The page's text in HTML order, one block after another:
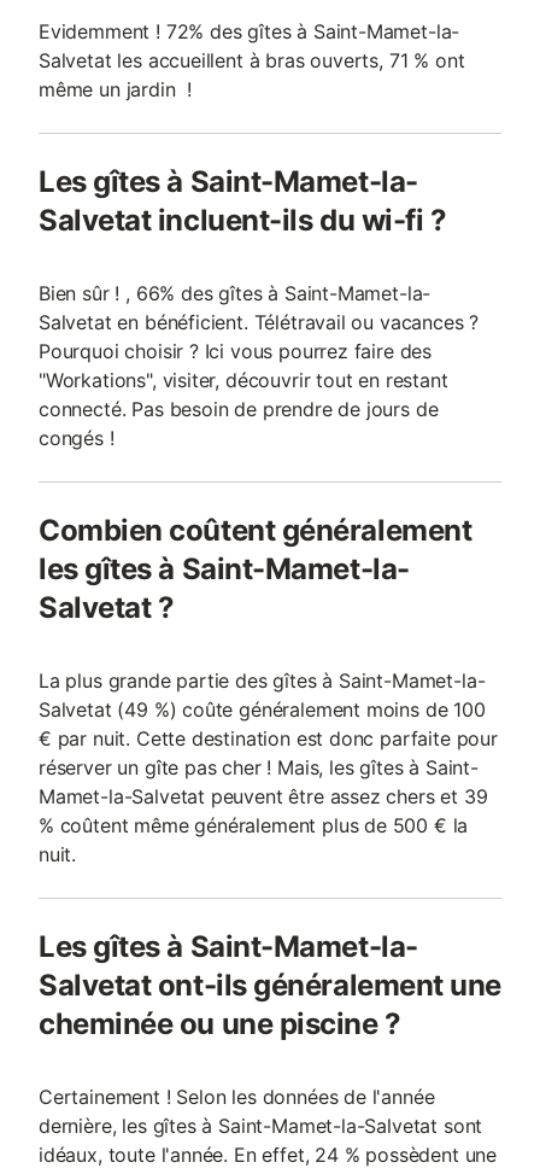
Evidemment ! 72% des gîtes à Saint-Mamet-la-
Salvetat les accueillent à bras ouverts, 71 % ont
même un jardin !
Les gîtes à Saint-Mamet-la-
Salvetat incluent-ils du wi-fi ?
Bien sûr ! , 66% des gîtes à Saint-Mamet-la-
Salvetat en bénéficient. Télétravail ou vacances ?
Pourquoi choisir ? Ici vous pourrez faire des
"Workations", visiter, découvrir tout en restant
connecté. Pas besoin de prendre de jours de
congés !
Combien coûtent généralement
les gîtes à Saint-Mamet-la-
Salvetat ?
La plus grande partie des gîtes à Saint-Mamet-la-
Salvetat (49 %) coûte généralement moins de 100
€ par nuit. Cette destination est donc parfaite pour
réserver un gîte pas cher ! Mais, les gîtes à Saint-
Mamet-la-Salvetat peuvent être assez chers et 39
% coûtent même généralement plus de 500 € la
nuit.
Les gîtes à Saint-Mamet-la-
Salvetat ont-ils généralement une
cheminée ou une piscine ?
Certainement ! Selon les données de l'année
dernière, les gîtes à Saint-Mamet-la-Salvetat sont
idéaux, toute l'année. En effet, 24 % possèdent une